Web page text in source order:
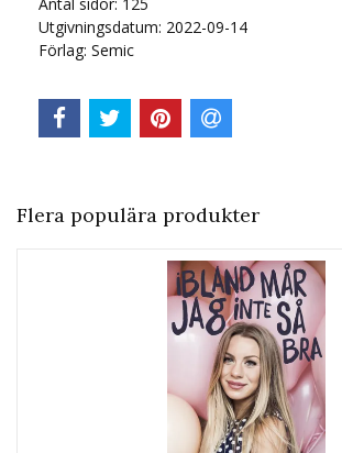
Utgivningsdatum: 2022-09-14
Förlag: Semic
Flera populära produkter